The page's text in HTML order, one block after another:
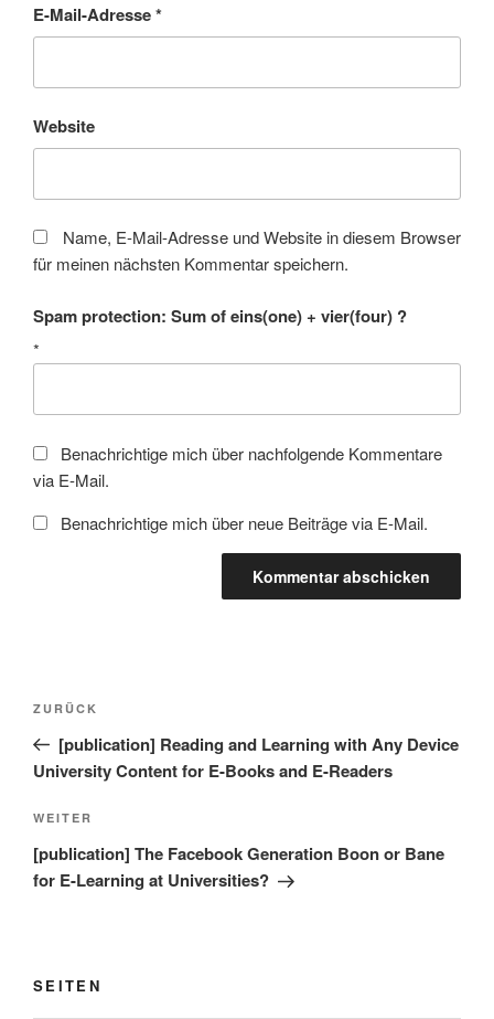
E-Mail-Adresse*
Website
Name, E-Mail-Adresse und Website in diesem Browser
für meinen nächsten Kommentar speichern.
Spam protection: Sum of eins(one) + vier(four) ?
*
Benachrichtige mich über nachfolgende Kommentare
via E-Mail.
Benachrichtige mich über neue Beiträge via E-Mail.
Beitragsnavigation
Vorheriger
Beitrag
ZURÜCK
[publication] Reading and Learning with Any Device
University Content for E-Books and E-Readers
Nächster
Beitrag
WEITER
[publication] The Facebook Generation Boon or Bane
for E-Learning at Universities?
SEITEN